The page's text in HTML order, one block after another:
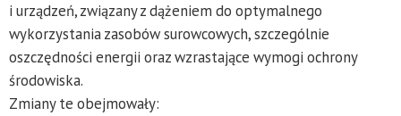
i urządzeń, związany z dążeniem do optymalnego
wykorzystania zasobów surowcowych, szczególnie
oszczędności energii oraz wzrastające wymogi ochrony
środowiska.
Zmiany te obejmowały: